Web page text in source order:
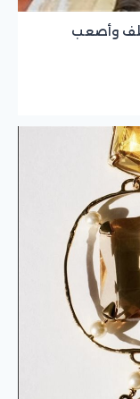
وأصعب